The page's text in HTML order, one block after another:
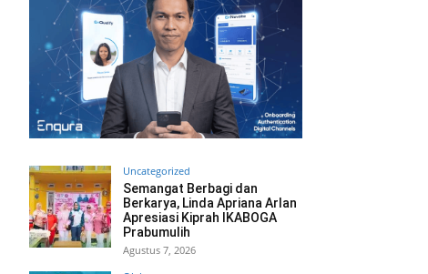
Uncategorized
Semangat Berbagi dan
Berkarya, Linda Apriana Arlan
Apresiasi Kiprah IKABOGA
Prabumulih
Agustus 7, 2026